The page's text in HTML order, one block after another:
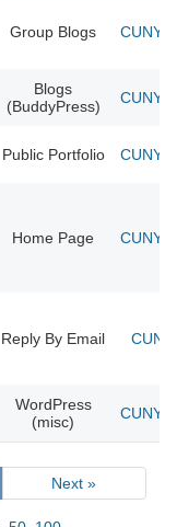
Group Blogs CUNY
Blogs
(BuddyPress)
CUNY
Public Portfolio CUNY
Home Page CUNY
Reply By Email
WordPress
(misc)
CUNY
Next »